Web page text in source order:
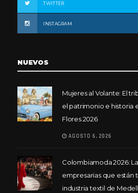
TWITTER
INSTAGRAM
NUEVOS
Mujeres al Volante: El
el patrimonio e historia
Flores 2026
AGOSTO 6, 2026
Colombiamoda 2026:
empresarias que están
industria textil de